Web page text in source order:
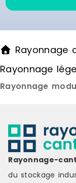
Rayonnage
Rayonnage
Rayonnage
Rayonnage-
du stockage